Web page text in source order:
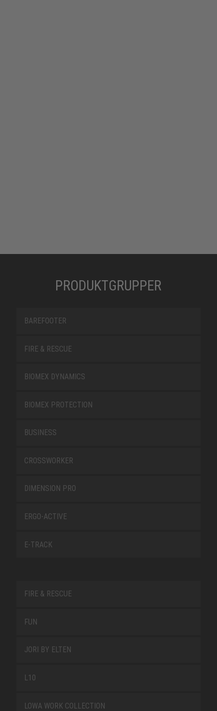
PRODUKTGRUPPER
BAREFOOTER
FIRE & RESCUE
BIOMEX DYNAMICS
BIOMEX PROTECTION
BUSINESS
CROSSWORKER
DIMENSION PRO
ERGO-ACTIVE
E-TRACK
FIRE & RESCUE
FUN
JORI BY ELTEN
L10
LOWA WORK COLLECTION